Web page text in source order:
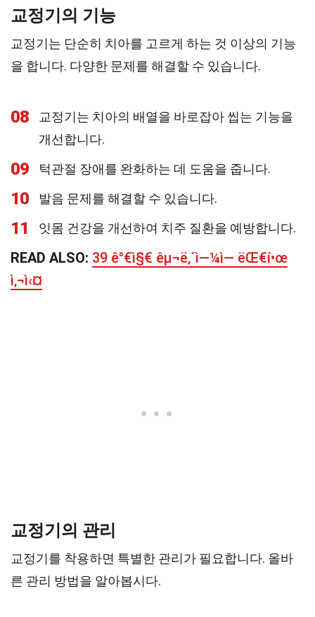
교정기의 기능
교정기는 단순히 치아를 고르게 하는 것 이상의 기능
을 합니다. 다양한 문제를 해결할 수 있습니다.
08
교정기는 치아의 배열을 바로잡아 씹는 기능을
개선합니다.
09 턱관절 장애를 완화하는 데 도움을 줍니다.
10 발음 문제를 해결할 수 있습니다.
11 잇몸 건강을 개선하여 치주 질환을 예방합니다.
READ ALSO: 39 ê°€ì§€ êµ¬ë‚´ì—¼ì— ëŒ€í•œ
ì‚¬ì‹¤
교정기의 관리
교정기를 착용하면 특별한 관리가 필요합니다. 올바
른 관리 방법을 알아봅시다.